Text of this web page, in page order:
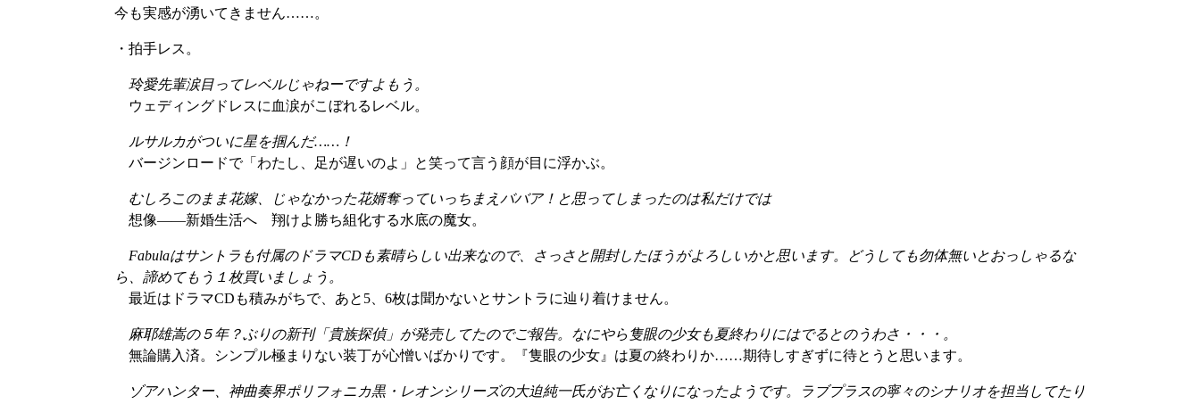
今も実感が湧いてきません……。
・拍手レス。
玲愛先輩涙目ってレベルじゃねーですよもう。
ウェディングドレスに血涙がこぼれるレベル。
ルサルカがついに星を掴んだ……！
バージンロードで「わたし、足が遅いのよ」と笑って言う顔が目に浮かぶ。
むしろこのまま花嫁、じゃなかった花婿奪っていっちまえババア！と思ってしまったのは私だけでは
想像――新婚生活へ 翔けよ勝ち組化する水底の魔女。
Fabulaはサントラも付属のドラマCDも素晴らしい出来なので、さっさと開封したほうがよろしいかと思います。どうしても勿体無いとおっしゃるな
ら、諦めてもう１枚買いましょう。
最近はドラマCDも積みがちで、あと5、6枚は聞かないとサントラに辿り着けません。
麻耶雄嵩の５年？ぶりの新刊「貴族探偵」が発売してたのでご報告。なにやら隻眼の少女も夏終わりにはでるとのうわさ・・・。
無論購入済。シンプル極まりない装丁が心憎いばかりです。『隻眼の少女』は夏の終わりか……期待しすぎずに待とうと思います。
ゾアハンター、神曲奏界ポリフォニカ黒・レオンシリーズの大迫純一氏がお亡くなりになったようです。ラブプラスの寧々のシナリオを担当してたり